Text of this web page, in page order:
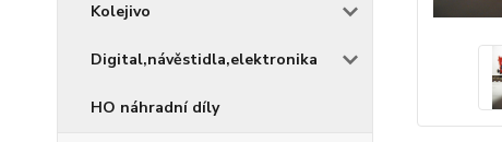
Kolejivo
Digital,návěstidla,elektronika
HO náhradní díly